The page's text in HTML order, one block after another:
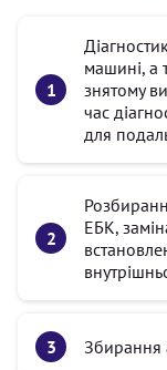
машині, а
знятому
час
для
ЕБК,
Збирання